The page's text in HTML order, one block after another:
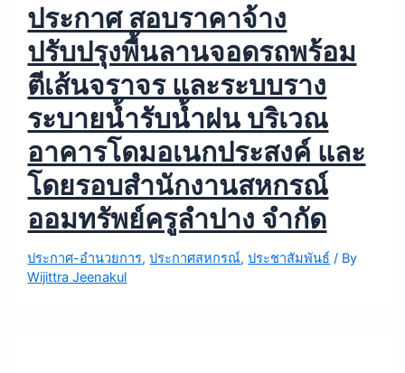
ประกาศ สอบราคาจ้าง
ปรับปรุงพื้นลานจอดรถพร้อม
ตีเส้นจราจร และระบบราง
ระบายน้ำรับน้ำฝน บริเวณ
อาคารโดมอเนกประสงค์ และ
โดยรอบสำนักงานสหกรณ์
ออมทรัพย์ครูลำปาง จำกัด
ประกาศ-อำนวยการ,ประกาศสหกรณ์,ประชาสัมพันธ์ / By
Wijittra Jeenakul